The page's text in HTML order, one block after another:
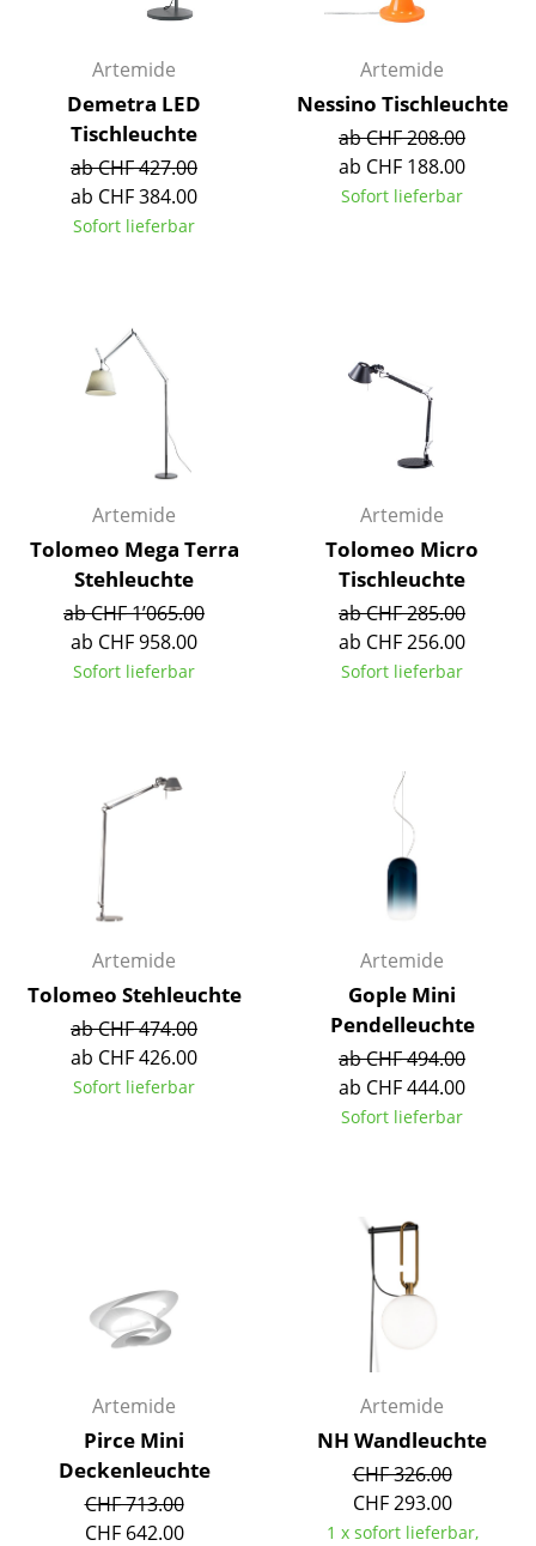
... alle Leuchten
Betten
Doppelbetten
Einzelbetten
Stapelbetten
... alle Betten
Spiegel
Figuren & Miniaturen
Vasen
Tabletts
Kissen
Teppiche
... alle Accessoires
Räume
Zuhause
Kinderzimmer
Arbeitszimmer
Badezimmer
Stauraum
Balkon & Garten
Artemide
Demetra LED
Tischleuchte
ab CHF 427.00
ab CHF 384.00
Sofort lieferbar
Artemide
Nessino Tischleuchte
ab CHF 208.00
ab CHF 188.00
Sofort lieferbar
Artemide
Tolomeo Mega Terra
Stehleuchte
ab CHF 1’065.00
ab CHF 958.00
Sofort lieferbar
Artemide
Tolomeo Micro
Tischleuchte
ab CHF 285.00
ab CHF 256.00
Sofort lieferbar
Artemide
Tolomeo Stehleuchte
ab CHF 474.00
ab CHF 426.00
Sofort lieferbar
Artemide
Gople Mini
Pendelleuchte
ab CHF 494.00
ab CHF 444.00
Sofort lieferbar
Artemide
Pirce Mini
Deckenleuchte
CHF 713.00
CHF 642.00
Artemide
NH Wandleuchte
CHF 326.00
CHF 293.00
1 x sofort lieferbar,